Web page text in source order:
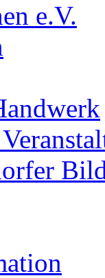
e.V.